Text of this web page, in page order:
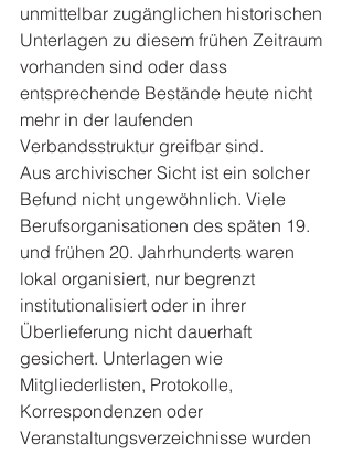
unmittelbar zugänglichen historischen
Unterlagen zu diesem frühen Zeitraum
vorhanden sind oder dass
entsprechende Bestände heute nicht
mehr in der laufenden
Verbandsstruktur greifbar sind.
Aus archivischer Sicht ist ein solcher
Befund nicht ungewöhnlich. Viele
Berufsorganisationen des späten 19.
und frühen 20. Jahrhunderts waren
lokal organisiert, nur begrenzt
institutionalisiert oder in ihrer
Überlieferung nicht dauerhaft
gesichert. Unterlagen wie
Mitgliederlisten, Protokolle,
Korrespondenzen oder
Veranstaltungsverzeichnisse wurden